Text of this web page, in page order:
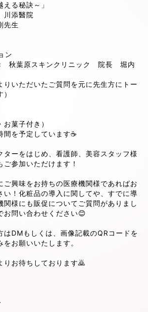
る秘訣～」
添醫院
生
ン
秋葉原スキンクリニック 院長 堀内
りいただいたご質問を元に先生方にトー
菓子付き）
間を予定しています☕
ターをはじめ、看護師、美容スタッフ様
参加いただけます！
ご興味をお持ちの医療機関様であればお
い！化粧品の導入に関してや、すでに導
関様にも販促についてご質問がありまし
お問い合わせください😊
はDMもしくは、画像記載のQRコードを
お願いいたします。
りお待ちしております🙇